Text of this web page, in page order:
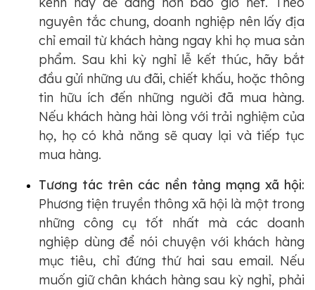
nguyên tắc chung, doanh nghiệp nên lấy địa
chỉ email từ khách hàng ngay khi họ mua sản
phẩm. Sau khi kỳ nghỉ lễ kết thúc, hãy bắt
đầu gửi những ưu đãi, chiết khấu, hoặc thông
tin hữu ích đến những người đã mua hàng.
Nếu khách hàng hài lòng với trải nghiệm của
họ, họ có khả năng sẽ quay lại và tiếp tục
mua hàng.
Tương tác trên các nền tảng mạng xã hội:
Phương tiện truyền thông xã hội là một trong
những công cụ tốt nhất mà các doanh
nghiệp dùng để nói chuyện với khách hàng
mục tiêu, chỉ đứng thứ hai sau email. Nếu
muốn giữ chân khách hàng sau kỳ nghỉ, phải